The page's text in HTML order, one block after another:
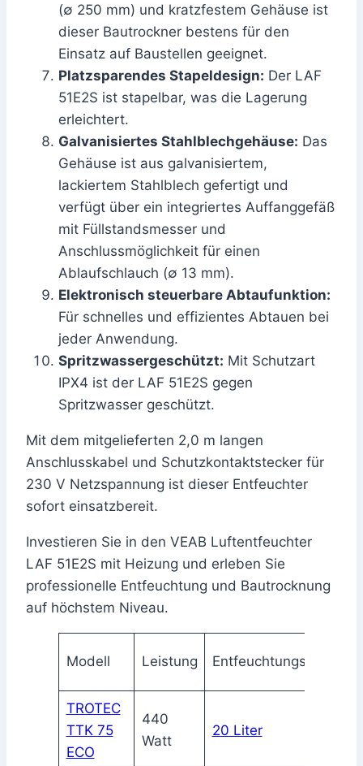
(∅ 250 mm) und kratzfestem Gehäuse ist
dieser Bautrockner bestens für den
Einsatz auf Baustellen geeignet.
Platzsparendes Stapeldesign: Der LAF
51E2S ist stapelbar, was die Lagerung
erleichtert.
Galvanisiertes Stahlblechgehäuse: Das
Gehäuse ist aus galvanisiertem,
lackiertem Stahlblech gefertigt und
verfügt über ein integriertes Auffanggefäß
mit Füllstandsmesser und
Anschlussmöglichkeit für einen
Ablaufschlauch (∅ 13 mm).
Elektronisch steuerbare Abtaufunktion:
Für schnelles und effizientes Abtauen bei
jeder Anwendung.
Spritzwassergeschützt: Mit Schutzart
IPX4 ist der LAF 51E2S gegen
Spritzwasser geschützt.
Mit dem mitgelieferten 2,0 m langen
Anschlusskabel und Schutzkontaktstecker für
230 V Netzspannung ist dieser Entfeuchter
sofort einsatzbereit.
Investieren Sie in den VEAB Luftentfeuchter
LAF 51E2S mit Heizung und erleben Sie
professionelle Entfeuchtung und Bautrocknung
auf höchstem Niveau.
Modell Leistung Entfeuchtungsleistung
TROTEC
TTK 75
ECO
440
Watt
20 Liter